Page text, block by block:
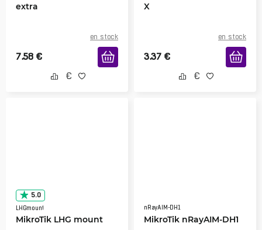
extra
en stock
7.58 €
X
en stock
3.37 €
5.0
LHGmount
MikroTik LHG mount
nRayAIM-DH1
MikroTik nRayAIM-DH1